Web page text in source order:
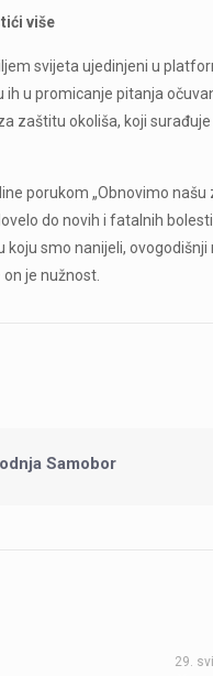
više
svijeta ujedinjeni u
ih u promicanje pitanja
zaštitu okoliša, koji
porukom „Obnovimo
do novih i fatalnih
koju smo nanijeli,
je nužnost.
Samobor
29.